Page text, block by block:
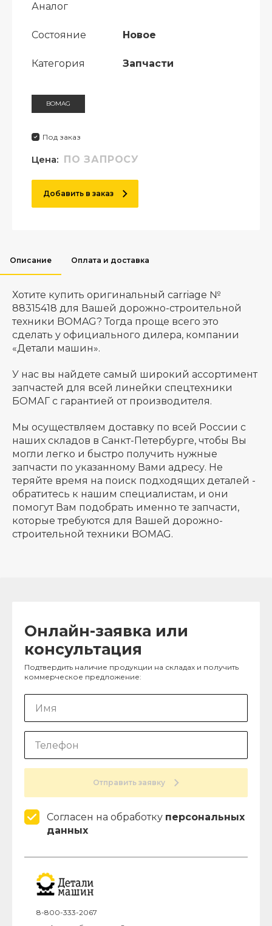
Аналог
Состояние Новое
Категория Запчасти
BOMAG
Под заказ
Цена: ПО ЗАПРОСУ
Добавить в заказ
Описание Оплата и доставка
Хотите купить оригинальный carriage №
88315418 для Вашей дорожно-строительной
техники BOMAG? Тогда проще всего это
сделать у официального дилера, компании
«Детали машин».
У нас вы найдете самый широкий ассортимент
запчастей для всей линейки спецтехники
БОМАГ с гарантией от производителя.
Мы осуществляем доставку по всей России с
наших складов в Санкт-Петербурге, чтобы Вы
могли легко и быстро получить нужные
запчасти по указанному Вами адресу. Не
теряйте время на поиск подходящих деталей -
обратитесь к нашим специалистам, и они
помогут Вам подобрать именно те запчасти,
которые требуются для Вашей дорожно-
строительной техники BOMAG.
Онлайн-заявка или
консультация
Подтвердить наличие продукции на складах и получить
коммерческое предложение:
Отправить заявку
Согласен на обработку персональных
данных
8-800-333-2067